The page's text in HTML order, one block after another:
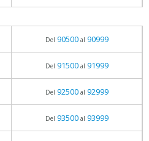
Del 90500al 90999
Del 91500al 91999
Del 92500al 92999
Del 93500al 93999